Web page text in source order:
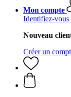
Mon compte
Identifiez-vous
Nouveau
Créer un